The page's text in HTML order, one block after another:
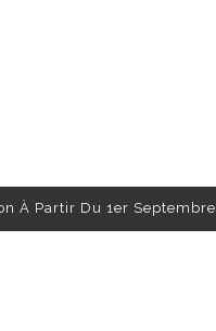
À Partir Du 1er Septembre